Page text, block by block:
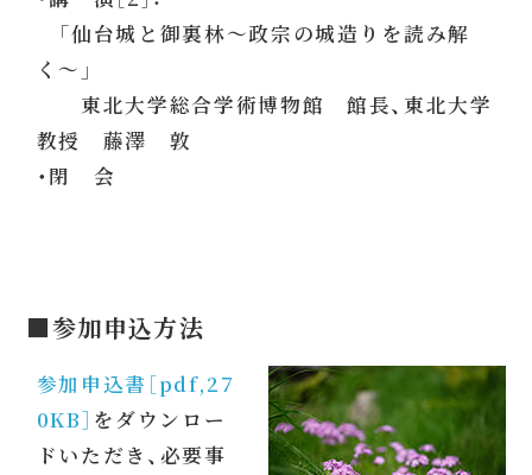
「仙台城と御裏林〜政宗の城造りを読み解
く〜」
東北大学総合学術博物館 館長、東北大学
教授 藤澤 敦
・閉 会
■参加申込方法
参加申込書［pdf,27
0KB］ をダウンロー
ドいただき、必要事